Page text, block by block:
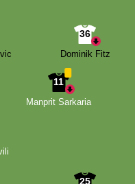
36
Dominik Fitz
11
Manprit Sarkaria
25